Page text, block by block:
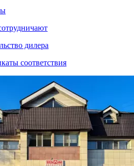
дилера
соответствия